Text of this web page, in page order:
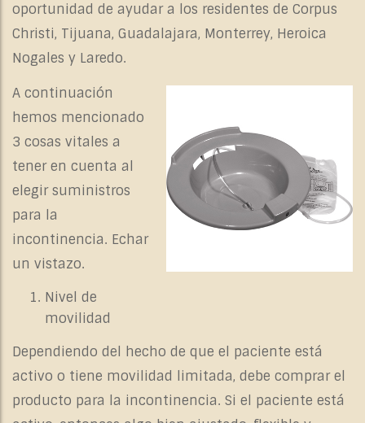
oportunidad de ayudar a los residentes de Corpus
Christi, Tijuana, Guadalajara, Monterrey, Heroica
Nogales y Laredo.
A continuación
hemos mencionado
3 cosas vitales a
tener en cuenta al
elegirsuministros
para la
incontinencia. Echar
un vistazo.
Nivel de
movilidad
Dependiendo del hecho de que el paciente está
activo o tiene movilidad limitada, debe comprar el
producto para la incontinencia. Si el paciente está